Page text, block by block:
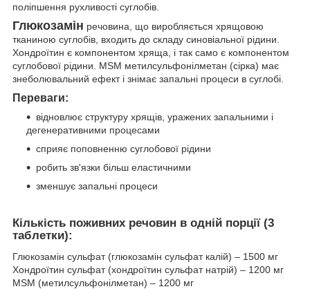
поліпшення рухливості суглобів.
Глюкозамін речовина, що виробляється хрящовою
тканиною суглобів, входить до складу синовіальної рідини.
Хондроїтин є компонентом хряща, і так само є компонентом
суглобової рідини. MSM метилсульфонілметан (сірка) має
знеболювальний ефект і знімає запальні процеси в суглобі.
Переваги:
відновлює структуру хрящів, уражених запальними і
дегенеративними процесами
сприяє поповненню суглобової рідини
робить зв'язки більш еластичними
зменшує запальні процеси
Кількість поживних речовин в одній порції (3
таблетки):
Глюкозамін сульфат (глюкозамін сульфат калій) – 1500 мг
Хондроїтин сульфат (хондроїтин сульфат натрій) – 1200 мг
MSM (метилсульфонілметан) – 1200 мг